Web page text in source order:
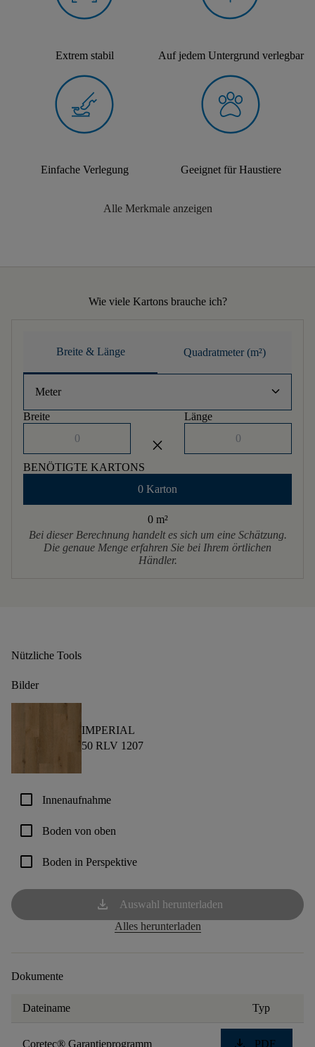
Extrem stabil Auf jedem Untergrund verlegbar
Einfache Verlegung Geeignet für Haustiere
Alle Merkmale anzeigen
Nützliche Tools
Bilder
IMPERIAL
50 RLV 1207
check_box_outline_blank Innenaufnahme
check_box_outline_blank Boden von oben
check_box_outline_blank Boden in Perspektive
download
Auswahl herunterladen
Alles herunterladen
Dokumente
Dateiname Typ
Coretec® Garantieprogramm PDF
Wie viele Kartons brauche ich?
Breite & Länge Quadratmeter (m²)
Meter keyboard_arrow_down
Breite
close
Länge
BENÖTIGTE KARTONS
0 Karton
0 m²
Bei dieser Berechnung handelt es sich um eine Schätzung.
Die genaue Menge erfahren Sie bei Ihrem örtlichen
Händler.